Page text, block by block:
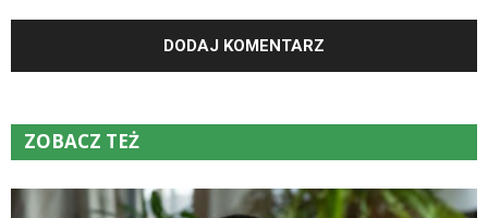
ZOBACZ TEŻ